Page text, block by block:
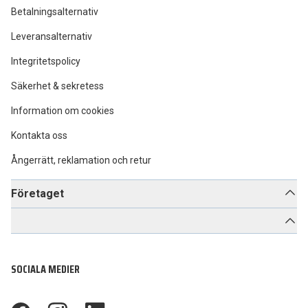
Betalningsalternativ
Leveransalternativ
Integritetspolicy
Säkerhet & sekretess
Information om cookies
Kontakta oss
Ångerrätt, reklamation och retur
Företaget
SOCIALA MEDIER